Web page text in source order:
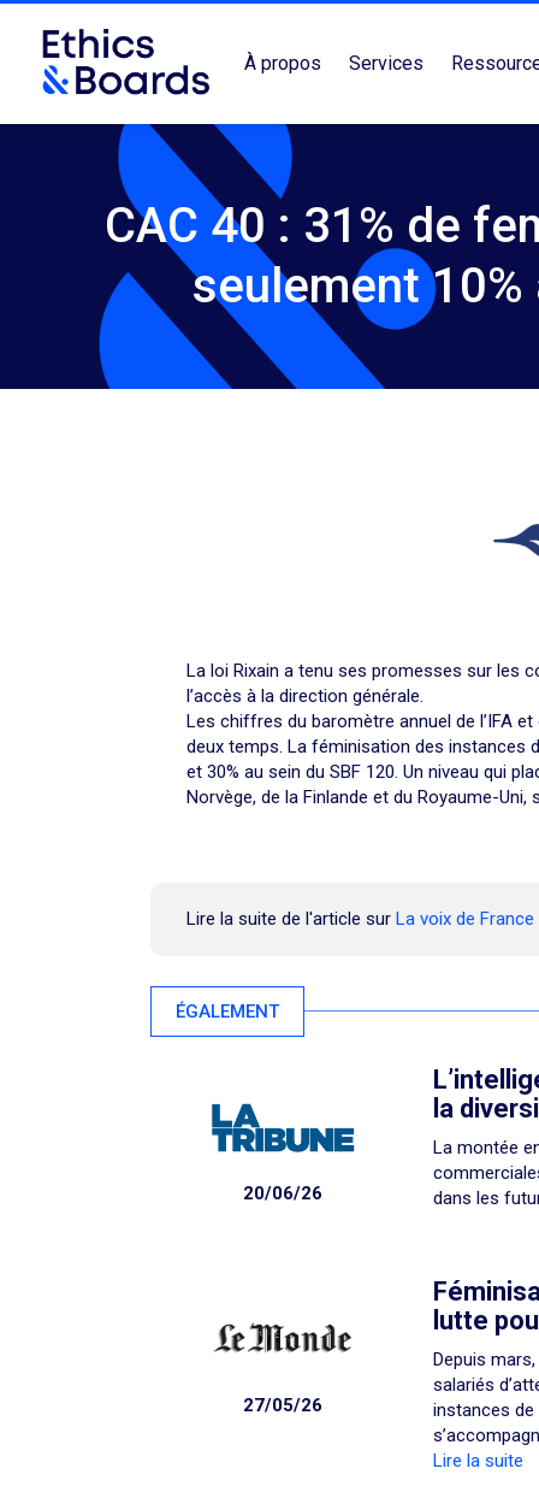
À propos Services
CAC 40 : 31% de
seulement
La loi Rixain a tenu ses promesses sur les
l’accès à la direction générale.
Les chiffres du baromètre annuel de l’IFA et
deux temps. La féminisation des instances
et 30% au sein du SBF 120. Un niveau qui
Norvège, de la Finlande et du Royaume-
Lire la suite de l'article sur La voix de France
ÉGALEMENT
la
La montée
dans les
20/06/26
lutte
Depuis
salariés
instances
Lire la suite
27/05/26